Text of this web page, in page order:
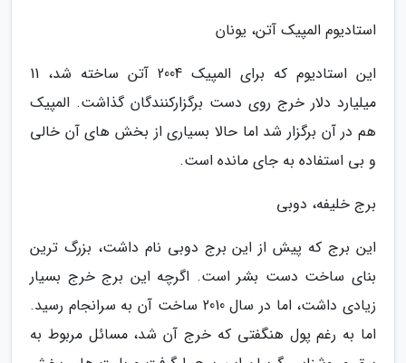
استادیوم المپیک آتن، یونان
این استادیوم که برای المپیک 2004 آتن ساخته شد، 11
میلیارد دلار خرج روی دست برگزارکنندگان گذاشت. المپیک
هم در آن برگزار شد اما حالا بسیاری از بخش های آن خالی
و بی استفاده به جای مانده است.
برج خلیفه، دوبی
این برج که پیش از این برج دوبی نام داشت، بزرگ ترین
بنای ساخت دست بشر است. اگرچه این برج خرج بسیار
زیادی داشت، اما در سال 2010 ساخت آن به سرانجام رسید.
اما به رغم پول هنگفتی که خرج آن شد، مسائل مربوط به